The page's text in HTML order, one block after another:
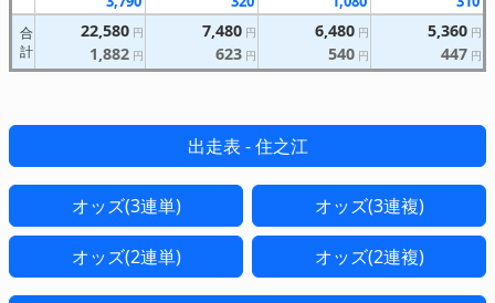
合
計
22,580 円
1,882 円
7,480 円
623 円
6,480 円
540 円
5,360 円
447 円
出走表 - 住之江
オッズ(3連単) オッズ(3連複)
オッズ(2連単) オッズ(2連複)